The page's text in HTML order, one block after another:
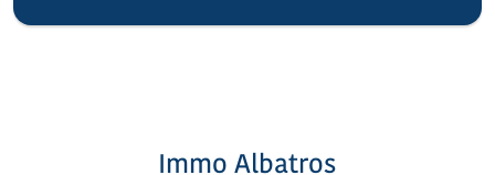
Immo Albatros